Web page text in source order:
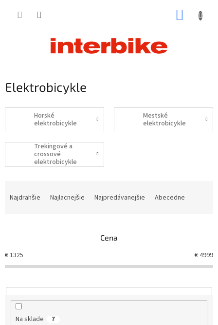
Elektrobicykle
Horské
elektrobicykle
Mestské
elektrobicykle
Trekingové a
crossové
elektrobicykle
e
p
r
d
Najdrahšie Najlacnejšie Najpredávanejšie Abecedne
Cena
€1325 €4999
Na sklade 7